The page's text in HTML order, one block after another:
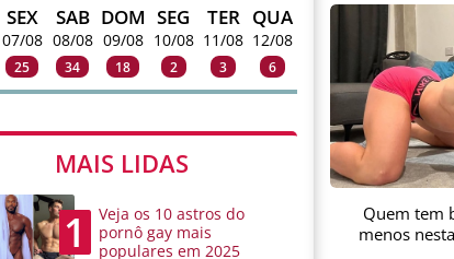
SEX
07/08
25
SAB
08/08
34
DOM
09/08
18
SEG
10/08
2
TER
11/08
3
QUA
12/08
6
MAIS LIDAS
1
Veja os 10 astros do
pornô gay mais
populares em 2025
Quem tem
menos